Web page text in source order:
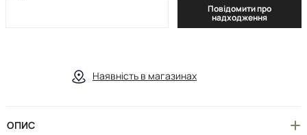
Повідомити про
надходження
Наявність в магазинах
ОПИС